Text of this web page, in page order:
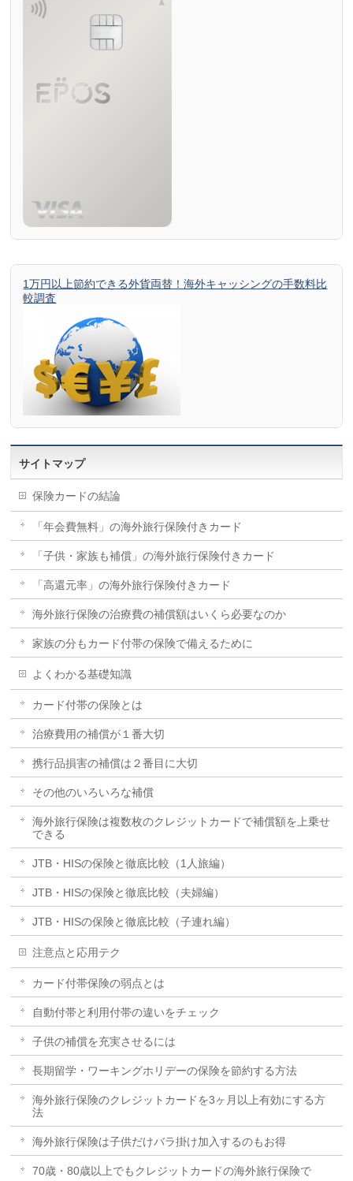
1万円以上節約できる外貨両替！海外キャッシングの手数料比
較調査
サイトマップ
保険カードの結論
「年会費無料」の海外旅行保険付きカード
「子供・家族も補償」の海外旅行保険付きカード
「高還元率」の海外旅行保険付きカード
海外旅行保険の治療費の補償額はいくら必要なのか
家族の分もカード付帯の保険で備えるために
よくわかる基礎知識
カード付帯の保険とは
治療費用の補償が１番大切
携行品損害の補償は２番目に大切
その他のいろいろな補償
海外旅行保険は複数枚のクレジットカードで補償額を上乗せ
できる
JTB・HISの保険と徹底比較（1人旅編）
JTB・HISの保険と徹底比較（夫婦編）
JTB・HISの保険と徹底比較（子連れ編）
注意点と応用テク
カード付帯保険の弱点とは
自動付帯と利用付帯の違いをチェック
子供の補償を充実させるには
長期留学・ワーキングホリデーの保険を節約する方法
海外旅行保険のクレジットカードを3ヶ月以上有効にする方
法
海外旅行保険は子供だけバラ掛け加入するのもお得
70歳・80歳以上でもクレジットカードの海外旅行保険で